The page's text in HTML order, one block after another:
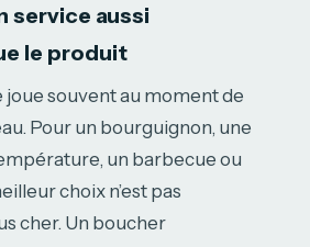
service aussi
le produit
joue souvent au moment de
Pour un bourguignon, une
un barbecue ou
choix n’est pas
cher. Un boucher